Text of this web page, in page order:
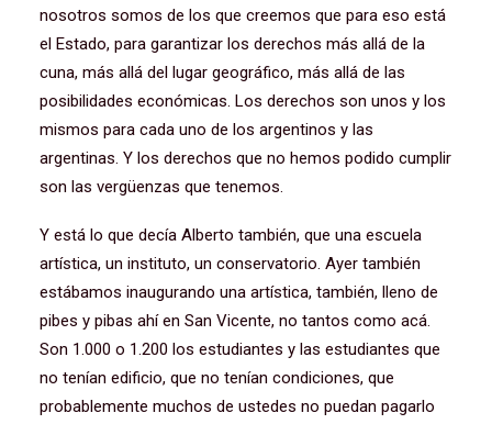
nosotros somos de los que creemos que para eso está
el Estado, para garantizar los derechos más allá de la
cuna, más allá del lugar geográfico, más allá de las
posibilidades económicas. Los derechos son unos y los
mismos para cada uno de los argentinos y las
argentinas. Y los derechos que no hemos podido cumplir
son las vergüenzas que tenemos.
Y está lo que decía Alberto también, que una escuela
artística, un instituto, un conservatorio. Ayer también
estábamos inaugurando una artística, también, lleno de
pibes y pibas ahí en San Vicente, no tantos como acá.
Son 1.000 o 1.200 los estudiantes y las estudiantes que
no tenían edificio, que no tenían condiciones, que
probablemente muchos de ustedes no puedan pagarlo